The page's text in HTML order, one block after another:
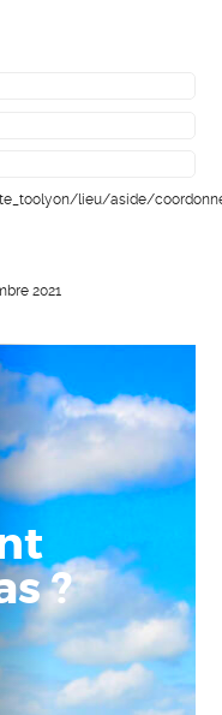
lieu/aside/
2021
?